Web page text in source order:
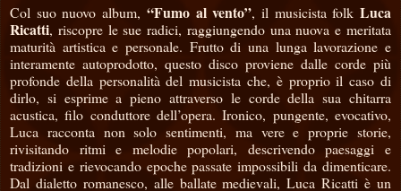
Col suo nuovo album, “Fumo al vento”, il musicista folkLuca
Ricatti, riscopre le sue radici, raggiungendo una nuova e meritata
maturità artistica e personale. Frutto di una lunga lavorazione e
interamente autoprodotto, questo disco proviene dalle corde più
profonde della personalità del musicista che, è proprio il caso di
dirlo, si esprime a pieno attraverso le corde della sua chitarra
acustica, filo conduttore dell’opera. Ironico, pungente, evocativo,
Luca racconta non solo sentimenti, ma vere e proprie storie,
rivisitando ritmi e melodie popolari, descrivendo paesaggi e
tradizioni e rievocando epoche passate impossibili da dimenticare.
Dal dialetto romanesco, alle ballate medievali, Luca Ricatti è un